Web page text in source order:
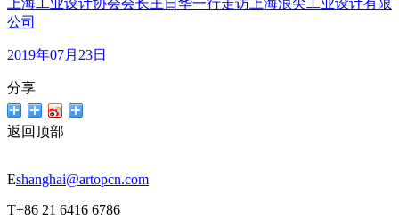
上海工业设计协会会长王日华一行走访上海浪尖工业设计有限
公司
2019年07月23日
分享
返回顶部
Eshanghai@artopcn.com
T+86 21 6416 6786